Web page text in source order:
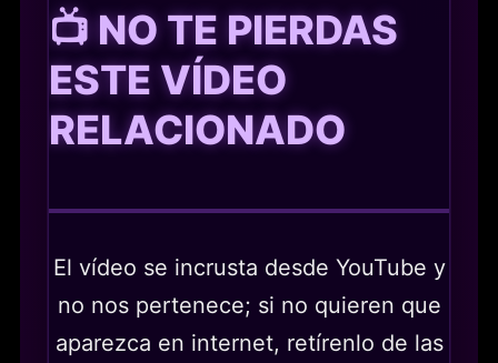
📺 NO TE PIERDAS
ESTE VÍDEO
RELACIONADO
El vídeo se incrusta desde YouTube y
no nos pertenece; si no quieren que
aparezca en internet, retírenlo de las